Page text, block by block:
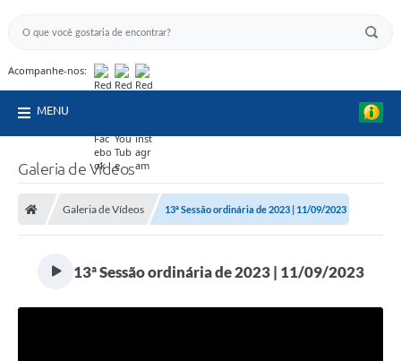
Acompanhe-nos:
MENU
Galeria de Vídeos
Galeria de Vídeos 13ª Sessão ordinária de 2023 | 11/09/2023
13ª Sessão ordinária de 2023 | 11/09/2023